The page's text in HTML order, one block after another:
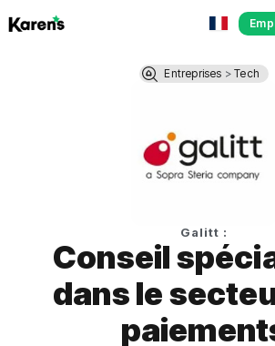
Entreprises >Tech
Galitt :
Conseil
dans le